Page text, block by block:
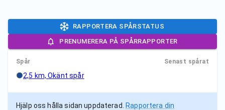
RAPPORTERA SPÅRSTATUS
PRENUMERERA PÅ SPÅRRAPPORTER
Spår Senast spårat
2,5 km, Okänt spår
Hjälp oss hålla sidan uppdaterad.
Rapportera din